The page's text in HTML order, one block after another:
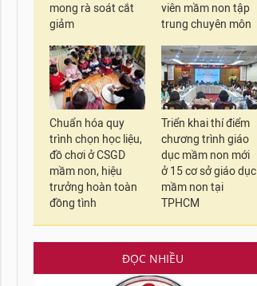
mong rà soát cắt
giảm
viên mầm non tập
trung chuyên môn
Chuẩn hóa quy
trình chọn học liệu,
đồ chơi ở CSGD
mầm non, hiệu
trưởng hoàn toàn
đồng tình
Triển khai thí điểm
chương trình giáo
dục mầm non mới
ở 15 cơ sở giáo dục
mầm non tại
TPHCM
ĐỌC NHIỀU